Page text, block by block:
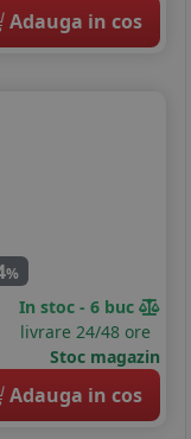
Adauga in cos
%
In stoc - 6 buc
livrare 24/48 ore
Stoc magazin
Adauga in cos